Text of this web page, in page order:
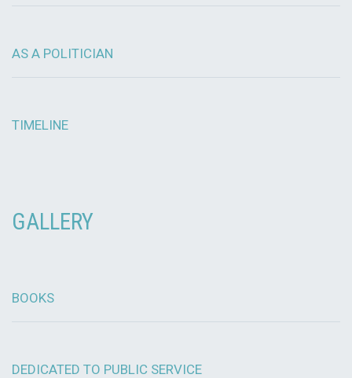
AS A POLITICIAN
TIMELINE
GALLERY
BOOKS
DEDICATED TO PUBLIC SERVICE